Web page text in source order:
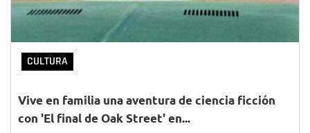
CULTURA
Vive en familia una aventura de ciencia ficción
con 'El final de Oak Street' en...